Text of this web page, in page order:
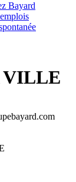
Bayard
VILLE